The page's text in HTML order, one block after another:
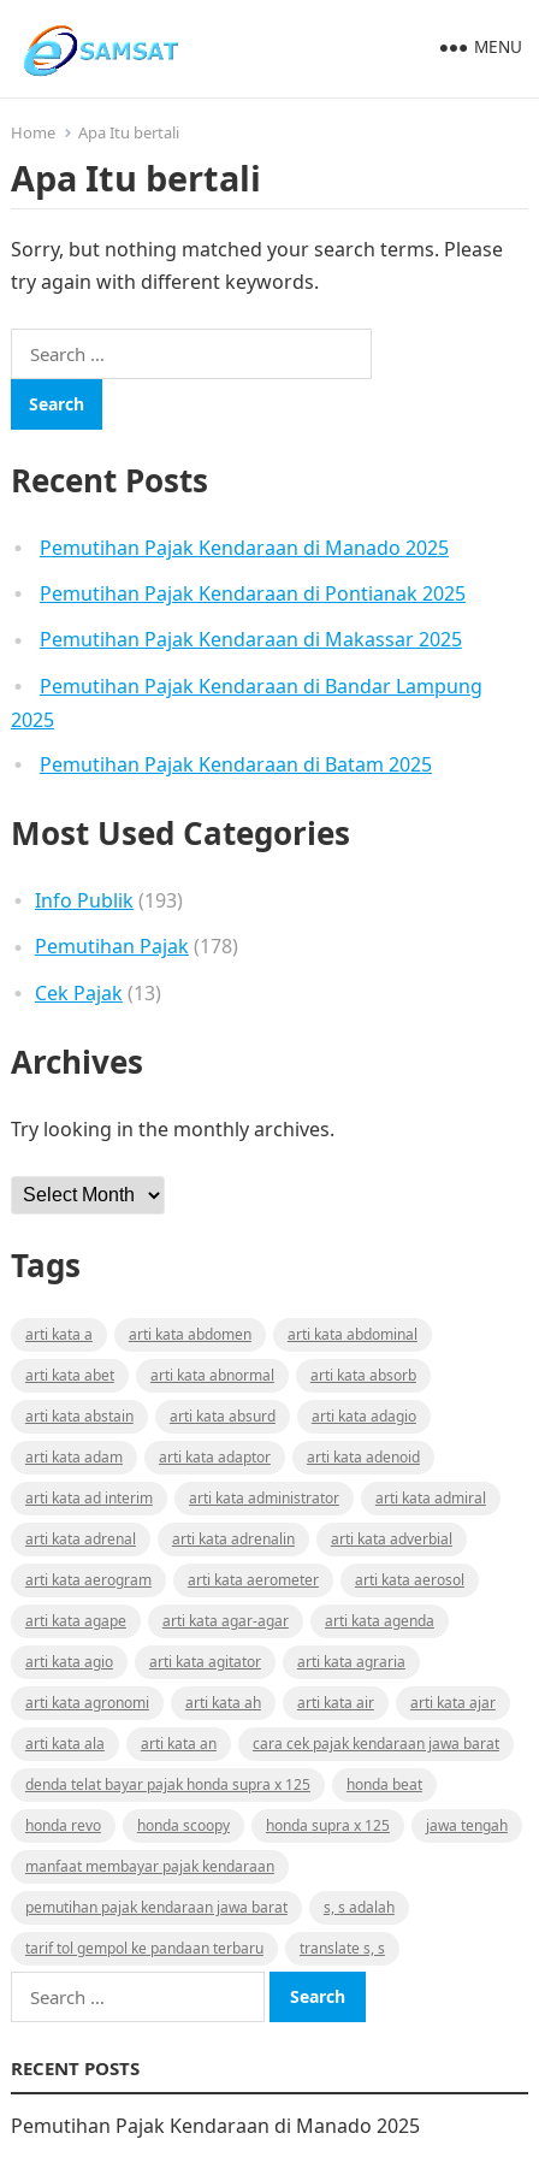
MENU
Home Apa Itu bertali
Apa Itu bertali
Sorry, but nothing matched your search terms. Please
try again with different keywords.
Search
for:
Recent Posts
Pemutihan Pajak Kendaraan di Manado 2025
Pemutihan Pajak Kendaraan di Pontianak 2025
Pemutihan Pajak Kendaraan di Makassar 2025
Pemutihan Pajak Kendaraan di Bandar Lampung
2025
Pemutihan Pajak Kendaraan di Batam 2025
Most Used Categories
Info Publik(193)
Pemutihan Pajak(178)
Cek Pajak(13)
Archives
Try looking in the monthly archives.
Archives
Tags
arti kata a arti kata abdomen
arti kata abdominal
arti kata abet
arti kata abnormal
arti kata absorb
arti kata abstain
arti kata absurd
arti kata adagio
arti kata adam
arti kata adaptor
arti kata adenoid
arti kata ad interim
arti kata administrator
arti kata admiral
arti kata adrenal
arti kata adrenalin
arti kata adverbial
arti kata aerogram
arti kata aerometer
arti kata aerosol
arti kata agape
arti kata agar-agar
arti kata agenda
arti kata agio
arti kata agitator
arti kata agraria
arti kata agronomi
arti kata ah arti kata air
arti kata ajar
arti kata ala
arti kata an
cara cek pajak kendaraan jawa barat
denda telat bayar pajak honda supra x 125
honda beat
honda revo
honda scoopy honda supra x 125
jawa tengah
manfaat membayar pajak kendaraan
pemutihan pajak kendaraan jawa barat
s, s adalah
tarif tol gempol ke pandaan terbaru
translate s, s
Search
for:
RECENT POSTS
Pemutihan Pajak Kendaraan di Manado 2025